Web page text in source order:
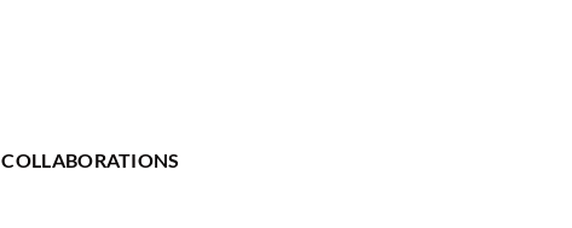
COLLABORATIONS